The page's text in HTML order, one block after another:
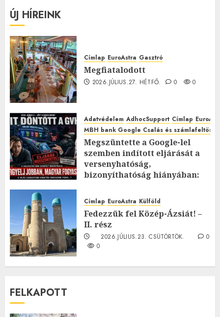
ÚJ HÍREINK
Címlap EuroAstra Gasztró
Megfiatalodott
2026.JÚLIUS.27. HÉTFŐ. 0 0
Adatvédelem AdhocSupport Címlap
MBH bank Google Csalás és
Megszüntette a Google-lel
szemben indított eljárását a
versenyhatóság,
bizonyíthatóság hiányában:
2026.JÚLIUS.23. CSÜTÖRTÖK.
0
Címlap EuroAstra Külföld
Fedezzük fel Közép-Ázsiát! –
II. rész
2026.JÚLIUS.23. CSÜTÖRTÖK.
0
0
FELKAPOTT